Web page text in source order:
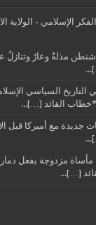
الإسلامي - الولاية
مذلةٌ وعارٌ وتنازلٌ
التاريخ السياسي
*خطاب القائد […]...
جديدة مع أميركا قبل
مزدوجة بفعل دمار
[…]...